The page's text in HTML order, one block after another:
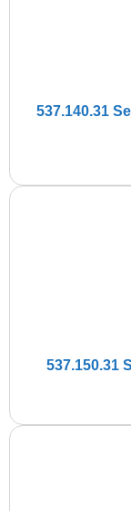
537.140.31
537.150.31